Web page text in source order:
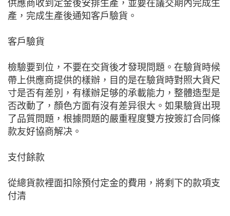
供應商收到定金後安排生產，並要在議交期內完成生
產，完成生產後通知客戶驗貨。
客戶驗貨
檢驗要到位，不要在交貨後才發現問題。在驗貨時候
帶上供應商提供的樣辦，目的是在驗貨時對照大貨尺
寸是否有差別，有樣辦足够的承載能力，整體造型是
否改動了，顏色方面有沒有差异很大。如果驗貨出現
了品質問題，根據問題的嚴重程度雙方按簽訂合同條
款友好協商解决。
支付餘款
從總貨款裡面扣除預付定金的費用，將剩下的款項支
付清